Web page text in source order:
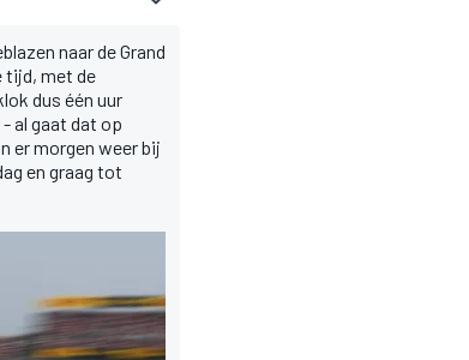
naar de Grand
tijd, met de
dus één uur
al gaat dat op
er morgen weer bij
en graag tot